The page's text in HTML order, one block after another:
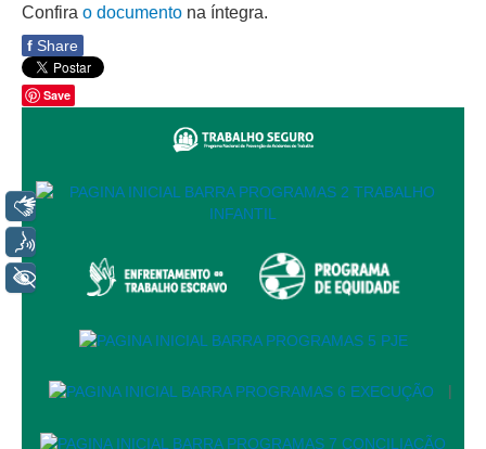
Comitê Gestor Regional do e-Gestão e de Tabelas
Comitê do Datajud
Comissão de Ética
Comitê de Priorização do Primeiro Grau
Comissão de Uniformização de Jurisprudência
Comitê de Gestão de Pessoas
Comissão de Vitaliciamento
Servidores
Confira o documento na íntegra.
f Share
Save
|
+ Acessibilidade